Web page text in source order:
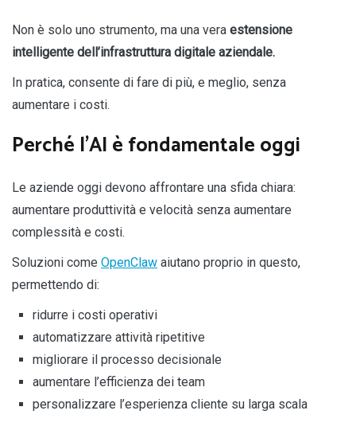
Non è solo uno strumento, ma una vera estensione
intelligente dell’infrastruttura digitale aziendale.
In pratica, consente di fare di più, e meglio, senza
aumentare i costi.
Perché l’AI è fondamentale oggi
Le aziende oggi devono affrontare una sfida chiara:
aumentare produttività e velocità senza aumentare
complessità e costi.
Soluzioni come OpenClaw aiutano proprio in questo,
permettendo di:
ridurre i costi operativi
automatizzare attività ripetitive
migliorare il processo decisionale
aumentare l’efficienza dei team
personalizzare l’esperienza cliente su larga scala